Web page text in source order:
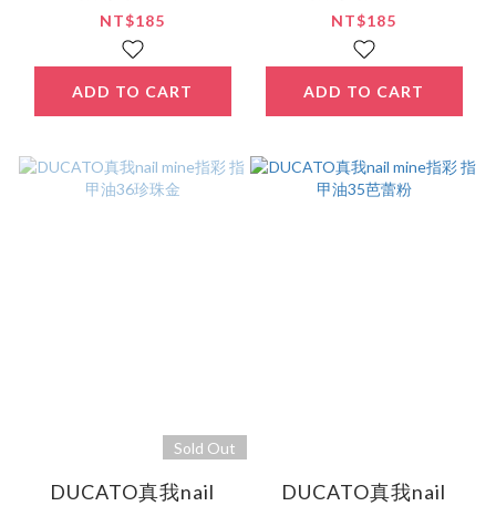
蜜軟糖
NT$185
ADD TO CART
紗粉
NT$185
ADD TO CART
Sold Out
DUCATO真我nail
DUCATO真我nail